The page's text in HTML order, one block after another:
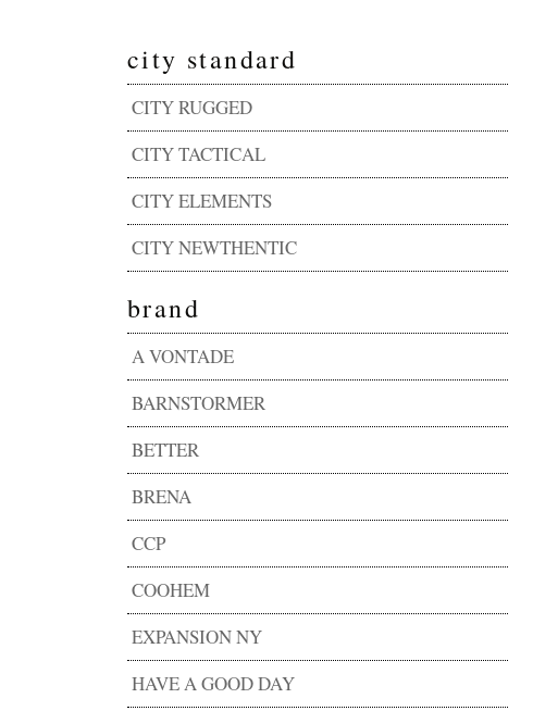
city standard
CITY RUGGED
CITY TACTICAL
CITY ELEMENTS
CITY NEWTHENTIC
brand
A VONTADE
BARNSTORMER
BETTER
BRENA
CCP
COOHEM
EXPANSION NY
HAVE A GOOD DAY